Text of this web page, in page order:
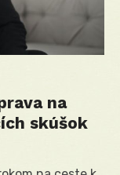
na
skúšok